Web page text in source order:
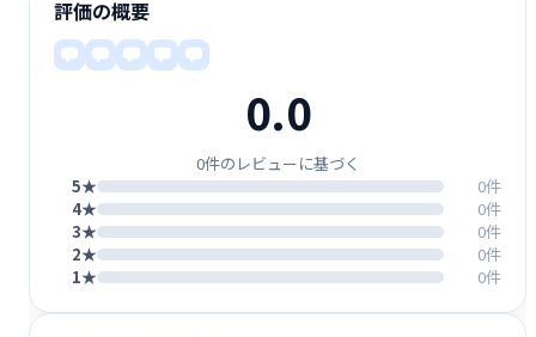
評価の概要
0.0
0件のレビューに基づく
5★
0件
4★
0件
3★
0件
2★
0件
1★
0件